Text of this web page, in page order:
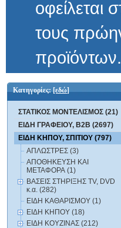
προϊόντων.
Κατηγορίες:[εδώ]
ΣΤΑΤΙΚΟΣ ΜΟΝΤΕΛΙΣΜΟΣ (21)
ΕΙΔΗ ΓΡΑΦΕΙΟΥ, B2B (2697)
ΕΙΔΗ ΚΗΠΟΥ, ΣΠΙΤΙΟΥ (797)
ΑΠΛΩΣΤΡΕΣ (3)
ΑΠΟΘΗΚΕΥΣΗ ΚΑΙ
ΜΕΤΑΦΟΡΑ (1)
ΒΑΣΕΙΣ ΣΤΗΡΙΞΗΣ TV, DVD
κ.α. (282)
ΕΙΔΗ ΚΑΘΑΡΙΣΜΟΥ (1)
ΕΙΔΗ ΚΗΠΟΥ (18)
ΕΙΔΗ ΚΟΥΖΙΝΑΣ (212)